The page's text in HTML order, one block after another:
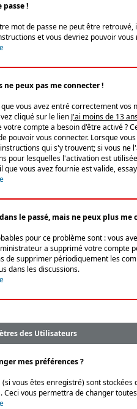
passe !
mot de passe ne peut être
et vous devriez pouvoir
ne peux pas me connecter !
vous avez entré correctement vos
cliqué sur le lien J'ai moins de 13
votre compte a besoin d'être activé ?
pouvoir vous connecter. Lorsque
qui s'y trouvent; si vous
pour lesquelles l'activation est
que vous avez fournie est valide,
le passé, mais ne peux plus me
pour ce problème sont : vous
a supprimé votre compte
de supprimer périodiquement les
dans les discussions.
des Utilisateurs
mes préférences ?
vous êtes enregistré) sont
Ceci vous permettra de changer